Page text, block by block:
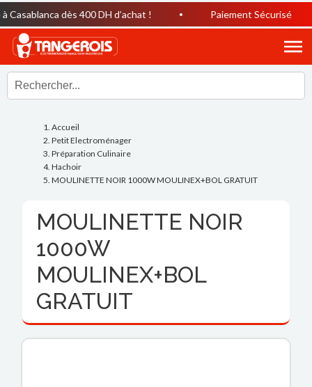
dès 400 DH d’achat ! Paiement Sécurisé
Accueil
Petit Electroménager
Préparation Culinaire
Hachoir
MOULINETTE NOIR 1000W MOULINEX+BOL GRATUIT
MOULINETTE NOIR
1000W
MOULINEX+BOL
GRATUIT